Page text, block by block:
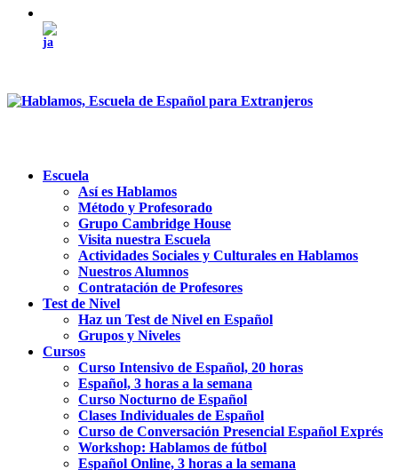
Escuela
Así es Hablamos
Método y Profesorado
Grupo Cambridge House
Visita nuestra Escuela
Actividades Sociales y Culturales en Hablamos
Nuestros Alumnos
Contratación de Profesores
Test de Nivel
Haz un Test de Nivel en Español
Grupos y Niveles
Cursos
Curso Intensivo de Español, 20 horas
Español, 3 horas a la semana
Curso Nocturno de Español
Clases Individuales de Español
Curso de Conversación Presencial Español Exprés
Workshop: Hablamos de fútbol
Español Online, 3 horas a la semana